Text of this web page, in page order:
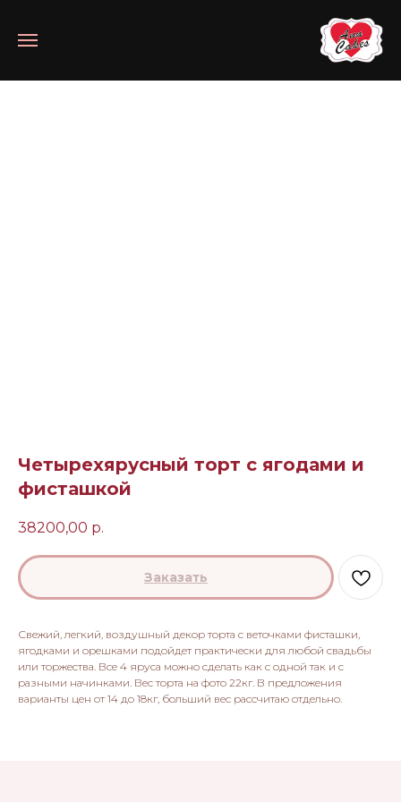
Четырехярусный торт с ягодами и
фисташкой
38200,00 р.
Заказать
Свежий, легкий, воздушный декор торта с веточками фисташки,
ягодками и орешками подойдет практически для любой свадьбы
или торжества. Все 4 яруса можно сделать как с одной так и с
разными начинками. Вес торта на фото 22кг. В предложения
варианты цен от 14 до 18кг, больший вес рассчитаю отдельно.